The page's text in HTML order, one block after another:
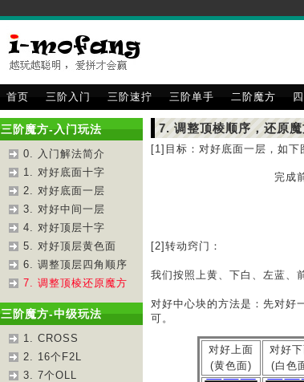
首页 三阶入门 三阶速拧 三阶单手 二阶魔方
三阶魔方-入门玩法
0. 入门解法简介
1. 对好底面十字
2. 对好底面一层
3. 对好中间一层
4. 对好顶层十字
5. 对好顶层黄色面
6. 调整顶层四角顺序
7. 调整顶棱还原魔方
三阶魔方-中级玩法
1. CROSS
2. 16个F2L
3. 7个OLL
7. 调整顶棱顺序，还原
[1]目标：对好底面一层，如下
完成
[2]转动窍门：
我们按照上黄、下白、左蓝、
对好中心块的方法是：先对好
可。
对好上面
(黄色面)
对好
(白色